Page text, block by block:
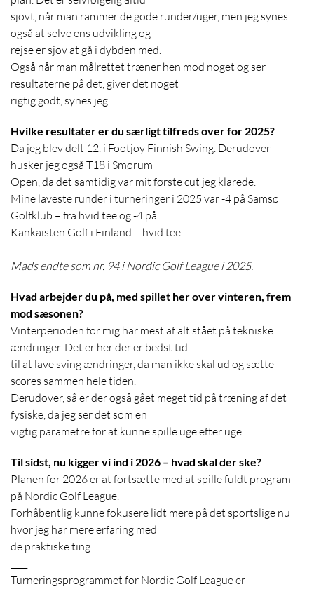
sjovt, når man rammer de gode runder/uger, men jeg synes
også at selve ens udvikling og
rejse er sjov at gå i dybden med.
Også når man målrettet træner hen mod noget og ser
resultaterne på det, giver det noget
rigtig godt, synes jeg.
Hvilke resultater er du særligt tilfreds over for 2025?
Da jeg blev delt 12. i Footjoy Finnish Swing. Derudover
husker jeg også T18 i Smørum
Open, da det samtidig var mit første cut jeg klarede.
Mine laveste runder i turneringer i 2025 var -4 på Samsø
Golfklub – fra hvid tee og -4 på
Kankaisten Golf i Finland – hvid tee.
Mads endte som nr. 94 i Nordic Golf League i 2025.
Hvad arbejder du på, med spillet her over vinteren, frem
mod sæsonen?
Vinterperioden for mig har mest af alt stået på tekniske
ændringer. Det er her der er bedst tid
til at lave sving ændringer, da man ikke skal ud og sætte
scores sammen hele tiden.
Derudover, så er der også gået meget tid på træning af det
fysiske, da jeg ser det som en
vigtig parametre for at kunne spille uge efter uge.
Til sidst, nu kigger vi ind i 2026 – hvad skal der ske?
Planen for 2026 er at fortsætte med at spille fuldt program
på Nordic Golf League.
Forhåbentlig kunne fokusere lidt mere på det sportslige nu
hvor jeg har mere erfaring med
de praktiske ting.
Turneringsprogrammet for Nordic Golf League er